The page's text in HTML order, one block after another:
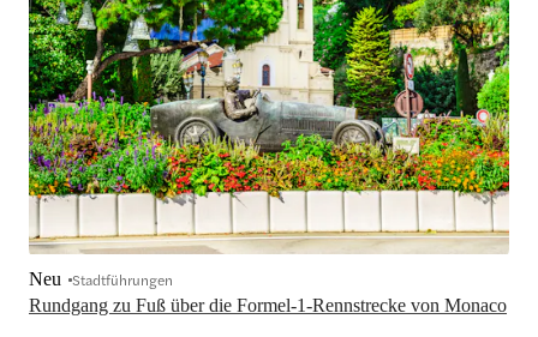
Rundgang zu Fuß über die Formel-1-Rennstrecke von Monaco
Neu Stadtführungen